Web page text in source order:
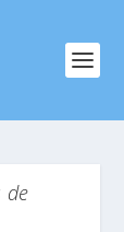
de